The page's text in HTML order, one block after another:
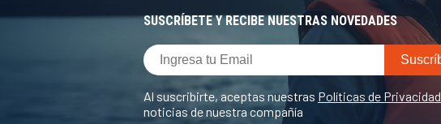
SUSCRÍBETE Y RECIBE NUESTRAS NOVEDADES
Al suscribirte, aceptas nuestras Políticas de Privacidad
noticias de nuestra compañía